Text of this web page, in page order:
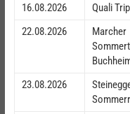
16.08.2026
Quali
22.08.2026
Marcher
23.08.2026